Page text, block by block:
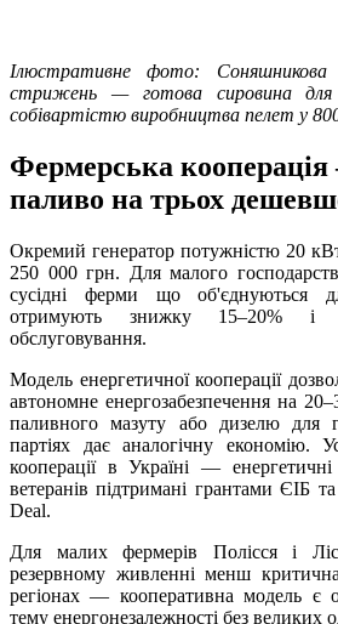
Ілюстративне фото: Соняшникова
стрижень — готова сировина для
собівартістю виробництва пелет у
Фермерська кооперація
паливо на трьох
Окремий генератор потужністю 20
250 000 грн. Для малого
сусідні ферми що об'єднуються
отримують знижку 15–20% і
обслуговування.
Модель енергетичної кооперації
автономне енергозабезпечення на
паливного мазуту або дизелю для
партіях дає аналогічну економію.
кооперації в Україні —
ветеранів підтримані грантами ЄІБ
Deal.
Для малих фермерів Полісся і
резервному живленні менш
регіонах — кооперативна модель є
тему енергонезалежності без великих